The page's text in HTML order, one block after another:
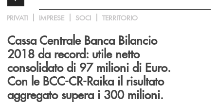
PRIVATI IMPRESE SOCI TERRITORIO
Cassa Centrale Banca Bilancio
2018 da record: utile netto
consolidato di 97 milioni di Euro.
Con le BCC-CR-Raika il risultato
aggregato supera i 300 milioni.